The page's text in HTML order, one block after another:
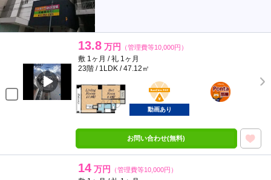
13.8 万円 （管理費等10,000円）
敷 1ヶ月 / 礼 1ヶ月
23階 / 1LDK / 47.12㎡
BunChinPAY
ポンタ
部屋
動画あり
お問い合わせ(無料)
14 万円 （管理費等10,000円）